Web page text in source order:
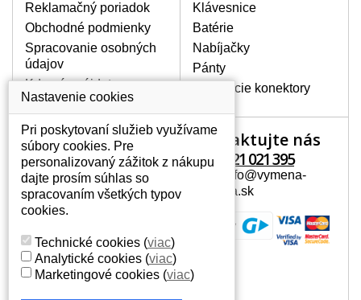
LCD DISPLEJE NAJVYŠŠEJ
KVALITY !
Skladom držíme len originálne displeje, ktoré
spĺňajú vysokú kvalitu triedy A+ bez chybných
pixelov a to po celú dobu záruky.
AKO ZISTÍTE AKÝ POTREBUJETE
DISPLEJ PRE SVOJ NOTEBOOK?
Displej je možné dohľadať podľa modelu
notebooku, ktorý je uvedený na spodnej
strane notebooku na štítku alebo pod
batériou. Býva tiež znázornený na
rámčeku alebo pri klávesnici. V prípade,
že máte displej demontovaný, dohľadáte
to vďaka modelovému označeniu z
displeja, ktoré sa nachádza na štítku pri
EAN kóde.
Reklamačný poriadok
Obchodné podmienky
Spracovanie osobných
údajov
Kde nás nájdete
Klávesnice
Batérie
Nabíjačky
Pánty
Napájacie konektory
Váš účet
Váš účet
Osobné informácie
Adresy
Kontaktujte nás
+421 221 021 395
Mail: info@vymena-
displeja.sk
Nastavenie cookies
Pri poskytovaní služieb využívame
súbory cookies. Pre
personalizovaný zážitok z nákupu
dajte prosím súhlas so
spracovaním všetkých typov
cookies.
Technické cookies (viac)
Analytické cookies (viac)
Marketingové cookies (viac)